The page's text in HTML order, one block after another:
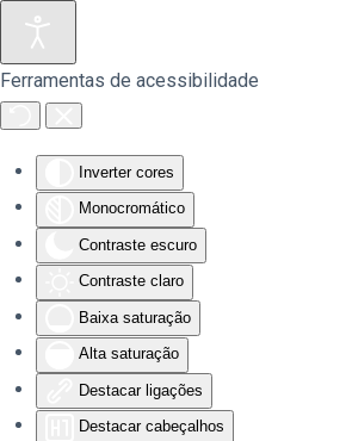
Ferramentas de acessibilidade
Inverter cores
Monocromático
Contraste escuro
Contraste claro
Baixa saturação
Alta saturação
Destacar ligações
Destacar cabeçalhos
Saltar para o conteúdo principal